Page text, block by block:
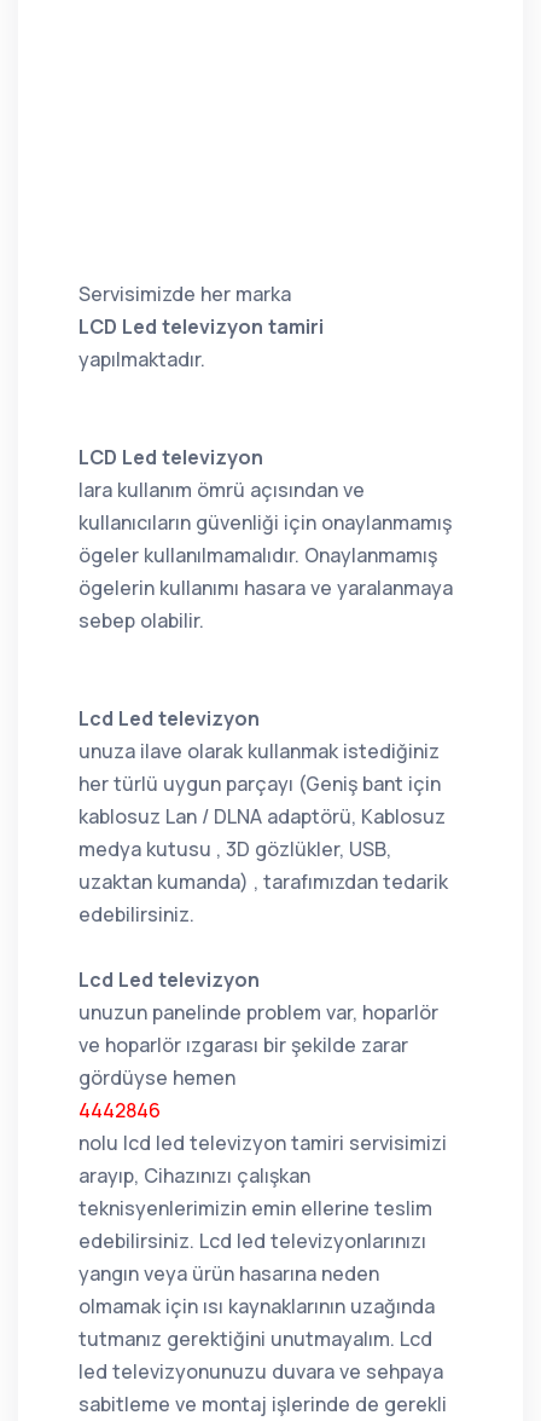
Servisimizde her marka
LCD Led televizyon tamiri
yapılmaktadır.
LCD Led televizyon
lara kullanım ömrü açısından ve
kullanıcıların güvenliği için onaylanmamış
ögeler kullanılmamalıdır. Onaylanmamış
ögelerin kullanımı hasara ve yaralanmaya
sebep olabilir.
Lcd Led televizyon
unuza ilave olarak kullanmak istediğiniz
her türlü uygun parçayı (Geniş bant için
kablosuz Lan / DLNA adaptörü, Kablosuz
medya kutusu , 3D gözlükler, USB,
uzaktan kumanda) , tarafımızdan tedarik
edebilirsiniz.
Lcd Led televizyon
unuzun panelinde problem var, hoparlör
ve hoparlör ızgarası bir şekilde zarar
gördüyse hemen
4442846
nolu lcd led televizyon tamiri servisimizi
arayıp, Cihazınızı çalışkan
teknisyenlerimizin emin ellerine teslim
edebilirsiniz. Lcd led televizyonlarınızı
yangın veya ürün hasarına neden
olmamak için ısı kaynaklarının uzağında
tutmanız gerektiğini unutmayalım. Lcd
led televizyonunuzu duvara ve sehpaya
sabitleme ve montaj işlerinde de gerekli